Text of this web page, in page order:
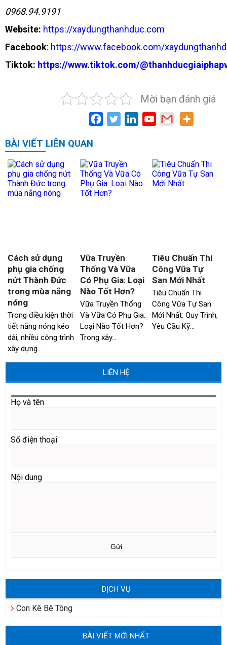
0968.94.9191
Website: https://xaydungthanhduc.com
Facebook: https://www.facebook.com/
Tiktok: https://www.tiktok.com/
Mời bạn đánh giá
BÀI VIẾT LIÊN QUAN
Cách sử dụng
phụ gia chống
nứt Thành Đức
trong mùa nắng
nóng
Trong điều kiện thời
tiết nắng nóng kéo
dài, nhiều công trình
xây dựng…
Vữa Truyền
Thống Và Vữa
Có Phụ Gia: Loại
Nào Tốt Hơn?
Vữa Truyền Thống
Và Vữa Có Phụ Gia:
Loại Nào Tốt Hơn?
Trong xây…
Tiêu Chuẩn Thi
Công Vữa Tự
San Mới Nhất
Tiêu Chuẩn Thi
Công Vữa Tự San
Mới Nhất: Quy Trình,
Yêu Cầu Kỹ…
LIÊN HỆ
Họ và tên
Số điện thoại
Nội dung
DỊCH VỤ
Con Kê Bê Tông
BÀI VIẾT MỚI NHẤT